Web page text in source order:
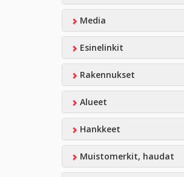
Media
Esinelinkit
Rakennukset
Alueet
Hankkeet
Muistomerkit, haudat